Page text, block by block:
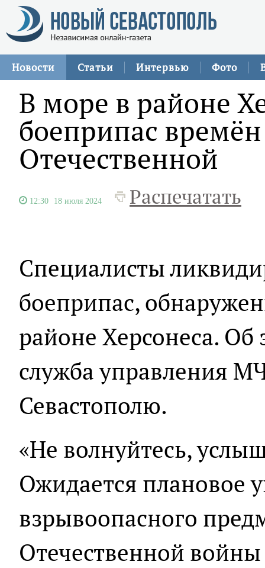
Новости Статьи Интервью Фото
В море в районе
боеприпас
Отечественной
12:30 18 июля 2024 Распечатать
Специалисты
боеприпас,
районе Херсонеса.
служба управления
Севастополю.
«Не волнуйтесь,
Ожидается плановое
взрывоопасного
Отечественной